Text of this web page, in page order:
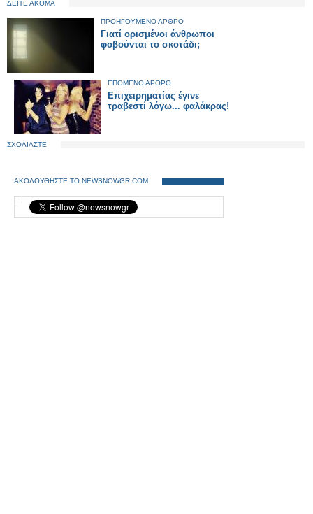
ΔΕΙΤΕ ΑΚΟΜΑ
ΠΡΟΗΓΟΥΜΕΝΟ ΑΡΘΡΟ
Γιατί ορισμένοι άνθρωποι
φοβούνται το σκοτάδι;
ΕΠΟΜΕΝΟ ΑΡΘΡΟ
Επιχειρηματίας έγινε
τραβεστί λόγω... φαλάκρας!
ΣΧΟΛΙΑΣΤΕ
ΑΚΟΛΟΥΘΗΣΤΕ ΤΟ NEWSNOWGR.COM